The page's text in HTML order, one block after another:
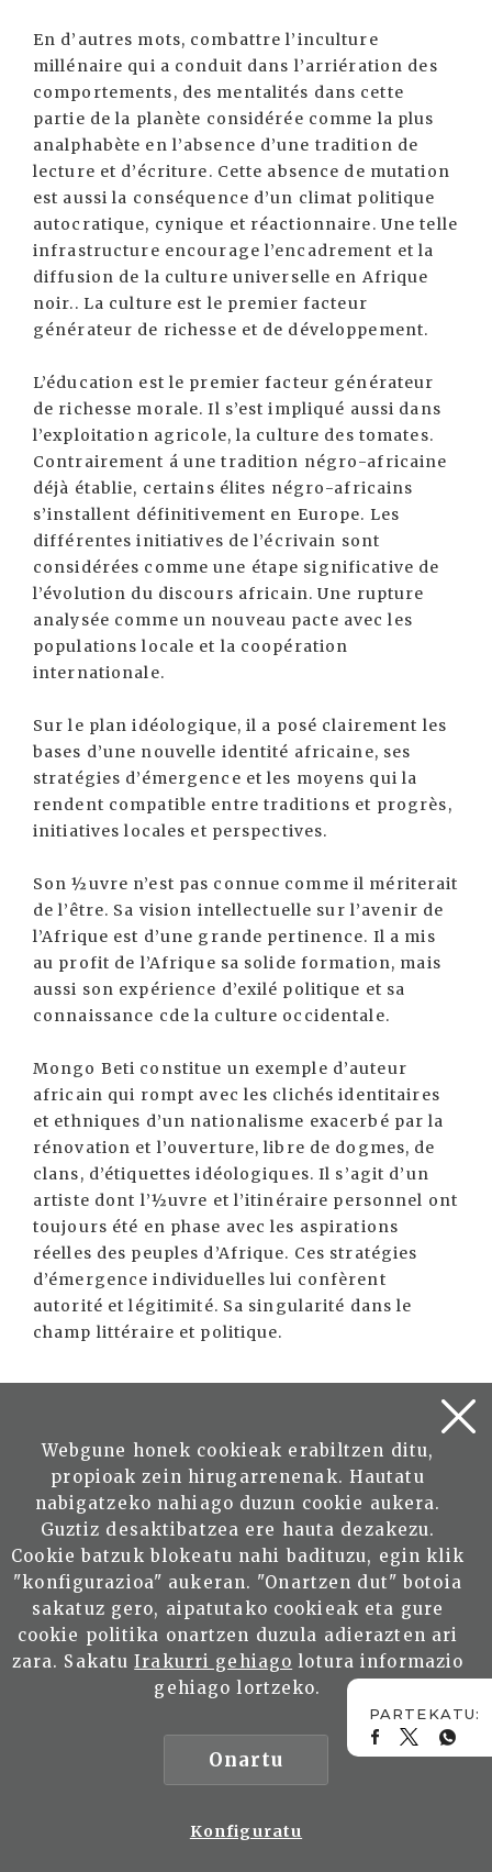
En d’autres mots, combattre l’inculture
millénaire qui a conduit dans l’arriération des
comportements, des mentalités dans cette
partie de la planète considérée comme la plus
analphabète en l’absence d’une tradition de
lecture et d’écriture. Cette absence de mutation
est aussi la conséquence d’un climat politique
autocratique, cynique et réactionnaire. Une telle
infrastructure encourage l’encadrement et la
diffusion de la culture universelle en Afrique
noir.. La culture est le premier facteur
générateur de richesse et de développement.
L’éducation est le premier facteur générateur
de richesse morale. Il s’est impliqué aussi dans
l’exploitation agricole, la culture des tomates.
Contrairement á une tradition négro-africaine
déjà établie, certains élites négro-africains
s’installent définitivement en Europe. Les
différentes initiatives de l’écrivain sont
considérées comme une étape significative de
l’évolution du discours africain. Une rupture
analysée comme un nouveau pacte avec les
populations locale et la coopération
internationale.
Sur le plan idéologique, il a posé clairement les
bases d’une nouvelle identité africaine, ses
stratégies d’émergence et les moyens qui la
rendent compatible entre traditions et progrès,
initiatives locales et perspectives.
Son ½uvre n’est pas connue comme il mériterait
de l’être. Sa vision intellectuelle sur l’avenir de
l’Afrique est d’une grande pertinence. Il a mis
au profit de l’Afrique sa solide formation, mais
aussi son expérience d’exilé politique et sa
connaissance cde la culture occidentale.
Mongo Beti constitue un exemple d’auteur
africain qui rompt avec les clichés identitaires
et ethniques d’un nationalisme exacerbé par la
rénovation et l’ouverture, libre de dogmes, de
clans, d’étiquettes idéologiques. Il s’agit d’un
artiste dont l’½uvre et l’itinéraire personnel ont
toujours été en phase avec les aspirations
réelles des peuples d’Afrique. Ces stratégies
d’émergence individuelles lui confèrent
autorité et légitimité. Sa singularité dans le
champ littéraire et politique.
Webgune honek cookieak erabiltzen ditu,
propioak zein hirugarrenenak. Hautatu
nabigatzeko nahiago duzun cookie aukera.
Guztiz desaktibatzea ere hauta dezakezu.
Cookie batzuk blokeatu nahi badituzu, egin klik
"konfigurazioa" aukeran. "Onartzen dut" botoia
sakatuz gero, aipatutako cookieak eta gure
cookie politika onartzen duzula adierazten ari
zara. SakatuIrakurri gehiago lotura informazio
gehiago lortzeko.
Onartu
Konfiguratu